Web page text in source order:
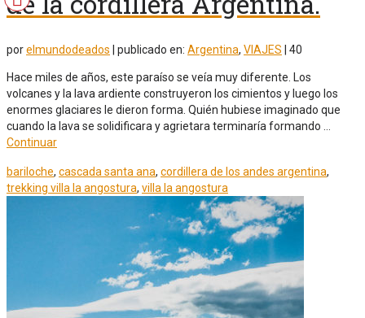
porelmundodeados publicado en: Argentina, VIAJES 40
Hace miles de años, este paraíso se veía muy diferente. Los
volcanes y la lava ardiente construyeron los cimientos y luego los
enormes glaciares le dieron forma. Quién hubiese imaginado que
cuando la lava se solidificara y agrietara terminaría formando …
Continuar
bariloche, cascada santa ana, cordillera de los andes argentina,
trekking villa la angostura, villa la angostura